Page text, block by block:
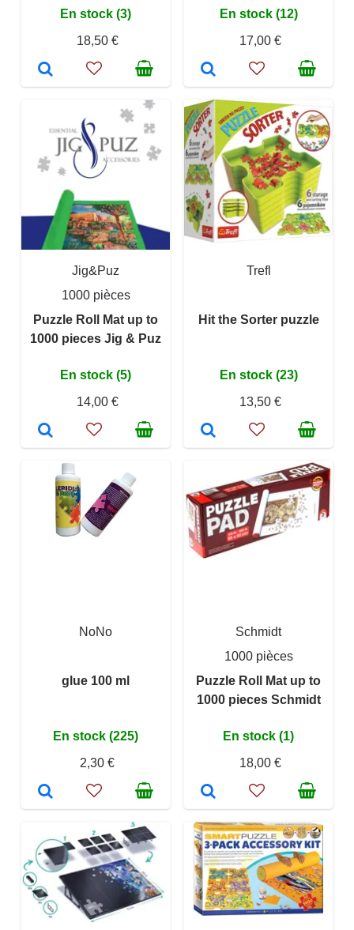
En stock (3)
18,50 €
En stock (12)
17,00 €
Jig&Puz
1000 pièces
Puzzle Roll Mat up to
1000 pieces Jig & Puz
En stock (5)
14,00 €
Trefl
Hit the Sorter puzzle
En stock (23)
13,50 €
NoNo
glue 100 ml
En stock (225)
2,30 €
Schmidt
1000 pièces
Puzzle Roll Mat up to
1000 pieces Schmidt
En stock (1)
18,00 €